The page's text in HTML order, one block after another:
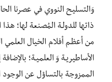
وَالتسليـح النووي في عصرنا
من أعظـم أفلام الخيال العلمي
الأساطيريـة وَ العلميـة؛
الممزوجة بالتساؤل عن الوجود